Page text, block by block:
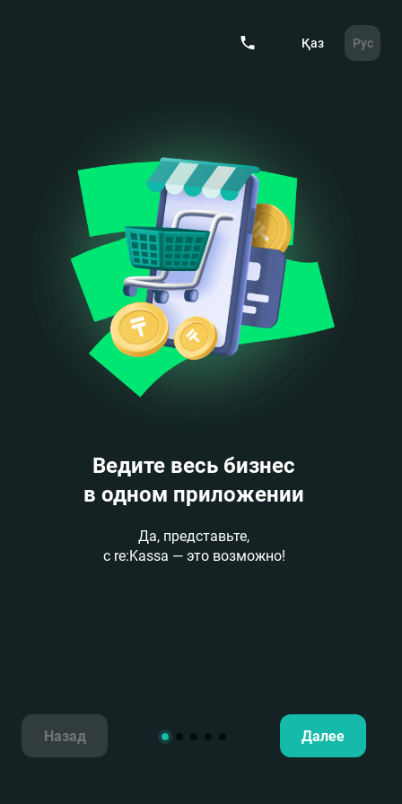
Қаз Рус
Ведите весь бизнес
в одном приложении
Да, представьте,
с re:Kassa — это возможно!
Назад Далее